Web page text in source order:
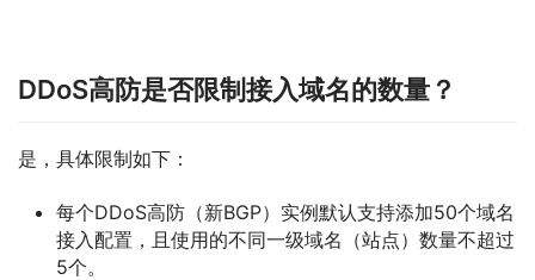
DDoS高防是否限制接入域名的数量？
是，具体限制如下：
每个DDoS高防（新BGP）实例默认支持添加50个域名
接入配置，且使用的不同一级域名（站点）数量不超过
5个。